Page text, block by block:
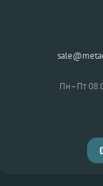
Пн–Пт